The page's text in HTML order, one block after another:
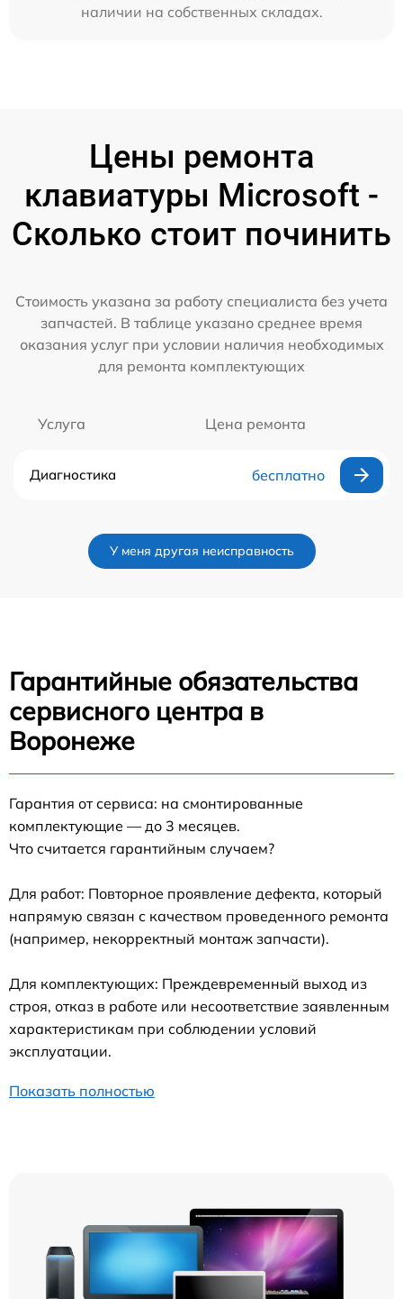
наличии на собственных складах.
Цены ремонта
клавиатуры Microsoft -
Сколько стоит починить
Стоимость указана за работу специалиста без учета
запчастей. В таблице указано среднее время
оказания услуг при условии наличия необходимых
для ремонта комплектующих
Услуга Цена ремонта
Диагностика бесплатно
У меня другая неисправность
Гарантийные обязательства
сервисного центра в
Воронеже
Гарантия от сервиса: на смонтированные
комплектующие — до 3 месяцев.
Что считается гарантийным случаем?
Для работ: Повторное проявление дефекта, который
напрямую связан с качеством проведенного ремонта
(например, некорректный монтаж запчасти).
Для комплектующих: Преждевременный выход из
строя, отказ в работе или несоответствие заявленным
характеристикам при соблюдении условий
эксплуатации.
Показать полностью